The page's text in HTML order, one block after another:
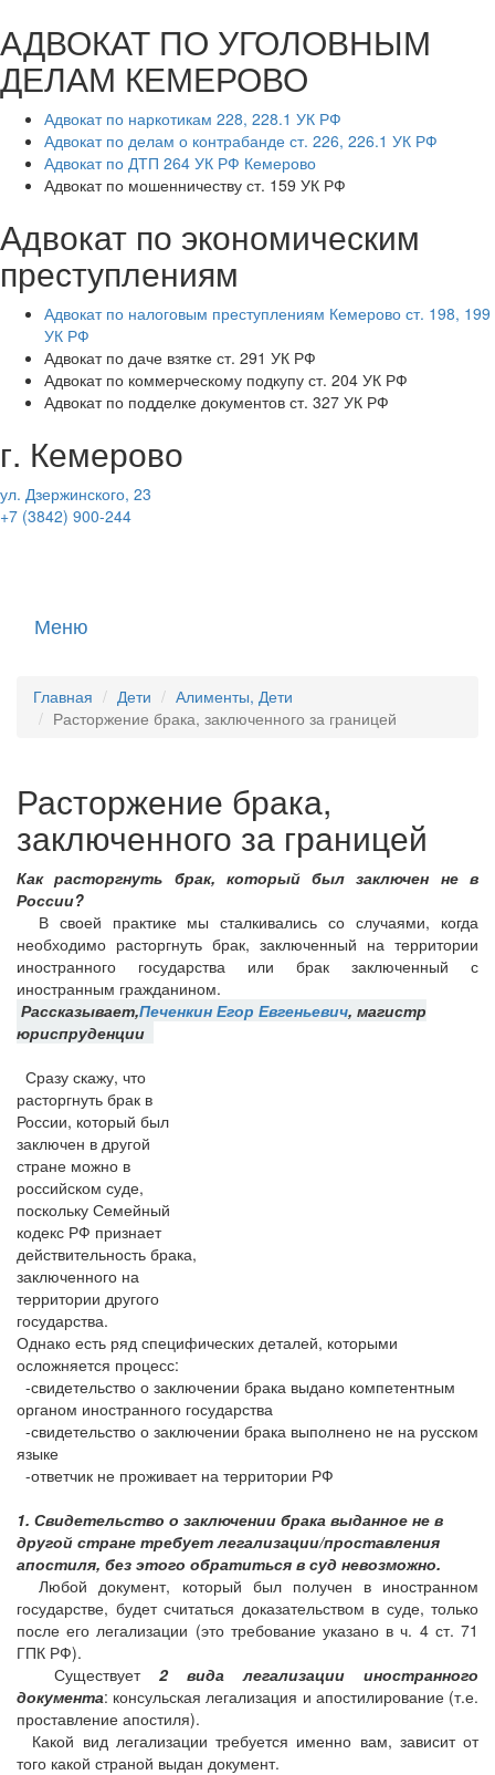
АДВОКАТ ПО УГОЛОВНЫМ
ДЕЛАМ КЕМЕРОВО
Адвокат по наркотикам 228, 228.1 УК РФ
Адвокат по делам о контрабанде ст. 226, 226.1 УК РФ
Адвокат по ДТП 264 УК РФ Кемерово
Адвокат по мошенничеству ст. 159 УК РФ
Адвокат по экономическим
преступлениям
Адвокат по налоговым преступлениям Кемерово ст. 198, 199
УК РФ
Адвокат по даче взятке ст. 291 УК РФ
Адвокат по коммерческому подкупу ст. 204 УК РФ
Адвокат по подделке документов ст. 327 УК РФ
г. Кемерово
ул. Дзержинского, 23
+7 (3842) 900-244
Меню
Главная Дети
Алименты, Дети
Расторжение брака, заключенного за границей
Расторжение брака,
заключенного за границей
Как расторгнуть брак, который был заключен не в
России?
В своей практике мы сталкивались со случаями, когда
необходимо расторгнуть брак, заключенный на территории
иностранного государства или брак заключенный с
иностранным гражданином.
Рассказывает,Печенкин Егор Евгеньевич, магистр
юриспруденции
Сразу скажу, что
расторгнуть брак в
России, который был
заключен в другой
стране можно в
российском суде,
поскольку Семейный
кодекс РФ признает
действительность брака,
заключенного на
территории другого
государства.
Однако есть ряд специфических деталей, которыми
осложняется процесс:
-свидетельство о заключении брака выдано компетентным
органом иностранного государства
-свидетельство о заключении брака выполнено не на русском
языке
-ответчик не проживает на территории РФ
1. Свидетельство о заключении брака выданное не в
другой стране требует легализации/проставления
апостиля, без этого обратиться в суд невозможно.
Любой документ, который был получен в иностранном
государстве, будет считаться доказательством в суде, только
после его легализации (это требование указано в ч. 4 ст. 71
ГПК РФ).
Существует 2 вида легализации иностранного
документа: консульская легализация и апостилирование (т.е.
проставление апостиля).
Какой вид легализации требуется именно вам, зависит от
того какой страной выдан документ.